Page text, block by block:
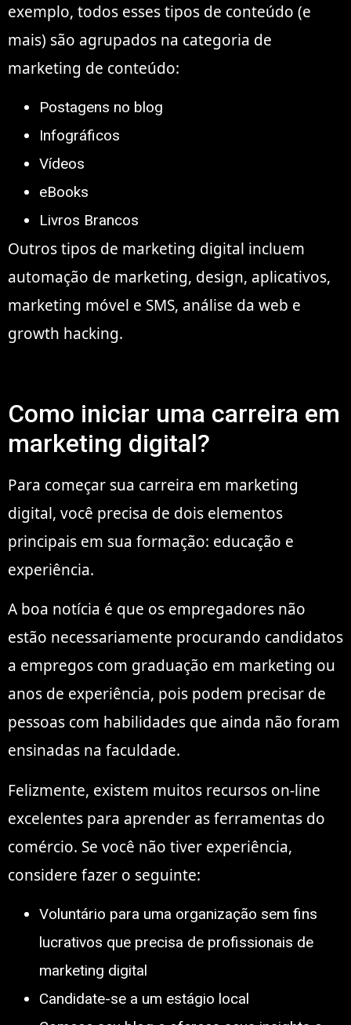
exemplo, todos esses tipos de conteúdo (e
mais) são agrupados na categoria de
marketing de conteúdo:
Postagens no blog
Infográficos
Vídeos
eBooks
Livros Brancos
Outros tipos de marketing digital incluem
automação de marketing, design, aplicativos,
marketing móvel e SMS, análise da web e
growth hacking.
Como iniciar uma carreira em
marketing digital?
Para começar sua carreira em marketing
digital, você precisa de dois elementos
principais em sua formação: educação e
experiência.
A boa notícia é que os empregadores não
estão necessariamente procurando candidatos
a empregos com graduação em marketing ou
anos de experiência, pois podem precisar de
pessoas com habilidades que ainda não foram
ensinadas na faculdade.
Felizmente, existem muitos recursos on-line
excelentes para aprender as ferramentas do
comércio. Se você não tiver experiência,
considere fazer o seguinte:
Voluntário para uma organização sem fins
lucrativos que precisa de profissionais de
marketing digital
Candidate-se a um estágio local